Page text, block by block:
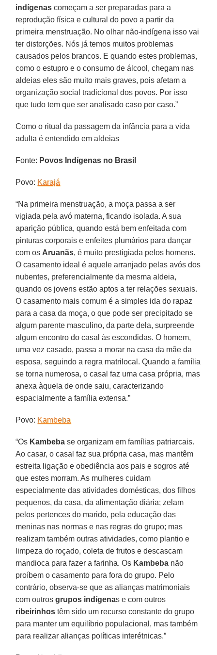
indígenas começam a ser preparadas para a
reprodução física e cultural do povo a partir da
primeira menstruação. No olhar não-indígena isso vai
ter distorções. Nós já temos muitos problemas
causados pelos brancos. E quando estes problemas,
como o estupro e o consumo de álcool, chegam nas
aldeias eles são muito mais graves, pois afetam a
organização social tradicional dos povos. Por isso
que tudo tem que ser analisado caso por caso.”
Como o ritual da passagem da infância para a vida
adulta é entendido em aldeias
Fonte: Povos Indígenas no Brasil
Povo: Karajá
“Na primeira menstruação, a moça passa a ser
vigiada pela avó materna, ficando isolada. A sua
aparição pública, quando está bem enfeitada com
pinturas corporais e enfeites plumários para dançar
com os Aruanãs, é muito prestigiada pelos homens.
O casamento ideal é aquele arranjado pelas avós dos
nubentes, preferencialmente da mesma aldeia,
quando os jovens estão aptos a ter relações sexuais.
O casamento mais comum é a simples ida do rapaz
para a casa da moça, o que pode ser precipitado se
algum parente masculino, da parte dela, surpreende
algum encontro do casal às escondidas. O homem,
uma vez casado, passa a morar na casa da mãe da
esposa, seguindo a regra matrilocal. Quando a família
se torna numerosa, o casal faz uma casa própria, mas
anexa àquela de onde saiu, caracterizando
espacialmente a família extensa.”
Povo: Kambeba
“Os Kambeba se organizam em famílias patriarcais.
Ao casar, o casal faz sua própria casa, mas mantêm
estreita ligação e obediência aos pais e sogros até
que estes morram. As mulheres cuidam
especialmente das atividades domésticas, dos filhos
pequenos, da casa, da alimentação diária; zelam
pelos pertences do marido, pela educação das
meninas nas normas e nas regras do grupo; mas
realizam também outras atividades, como plantio e
limpeza do roçado, coleta de frutos e descascam
mandioca para fazer a farinha. Os Kambeba não
proíbem o casamento para fora do grupo. Pelo
contrário, observa-se que as alianças matrimoniais
com outrosgrupos indígenas e com outros
ribeirinhos têm sido um recurso constante do grupo
para manter um equilíbrio populacional, mas também
para realizar alianças políticas interétnicas.”